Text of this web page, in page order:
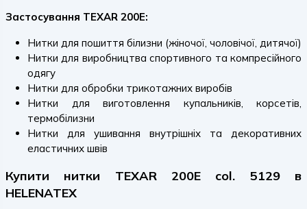
Застосування TEXAR 200E:
Нитки для пошиття білизни (жіночої, чоловічої, дитячої)
Нитки для виробництва спортивного та компресійного
одягу
Нитки для обробки трикотажних виробів
Нитки для виготовлення купальників, корсетів,
термобілизни
Нитки для ушивання внутрішніх та декоративних
еластичних швів
Купити нитки TEXAR 200E col. 5129 в
HELENATEX